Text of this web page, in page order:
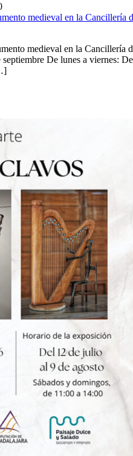
medieval en la Cancillería
medieval en la Cancillería
De lunes a viernes: De